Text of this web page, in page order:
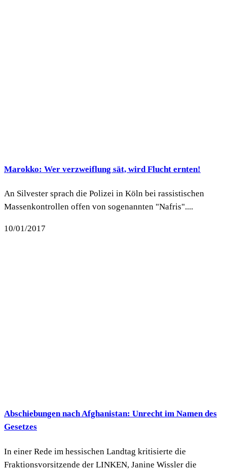
Marokko: Wer verzweiflung sät, wird Flucht ernten!
An Silvester sprach die Polizei in Köln bei rassistischen
Massenkontrollen offen von sogenannten "Nafris"....
10/01/2017
Abschiebungen nach Afghanistan: Unrecht im Namen des
Gesetzes
In einer Rede im hessischen Landtag kritisierte die
Fraktionsvorsitzende der LINKEN, Janine Wissler die